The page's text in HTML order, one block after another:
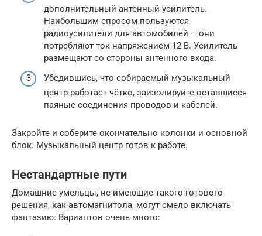
дополнительный антенный усилитель.
Наибольшим спросом пользуются
радиоусилители для автомобилей – они
потребляют ток напряжением 12 В. Усилитель
размещают со стороны антенного входа.
Убедившись, что собираемый музыкальный
центр работает чётко, заизолируйте оставшиеся
паяные соединения проводов и кабелей.
Закройте и соберите окончательно колонки и основной
блок. Музыкальный центр готов к работе.
Нестандартные пути
Домашние умельцы, не имеющие такого готового
решения, как автомагнитола, могут смело включать
фантазию. Вариантов очень много: